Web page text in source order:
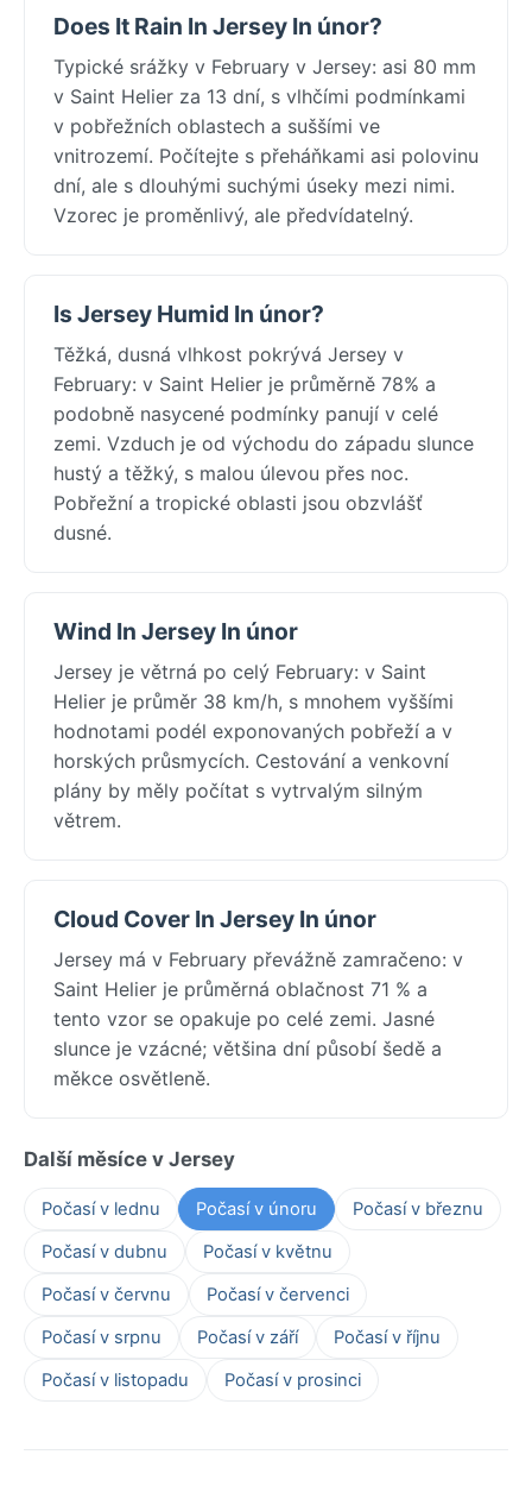
Does It Rain In Jersey In únor?
Typické srážky v February v Jersey: asi 80 mm
v Saint Helier za 13 dní, s vlhčími podmínkami
v pobřežních oblastech a suššími ve
vnitrozemí. Počítejte s přeháňkami asi polovinu
dní, ale s dlouhými suchými úseky mezi nimi.
Vzorec je proměnlivý, ale předvídatelný.
Is Jersey Humid In únor?
Těžká, dusná vlhkost pokrývá Jersey v
February: v Saint Helier je průměrně 78% a
podobně nasycené podmínky panují v celé
zemi. Vzduch je od východu do západu slunce
hustý a těžký, s malou úlevou přes noc.
Pobřežní a tropické oblasti jsou obzvlášť
dusné.
Wind In Jersey In únor
Jersey je větrná po celý February: v Saint
Helier je průměr 38 km/h, s mnohem vyššími
hodnotami podél exponovaných pobřeží a v
horských průsmycích. Cestování a venkovní
plány by měly počítat s vytrvalým silným
větrem.
Cloud Cover In Jersey In únor
Jersey má v February převážně zamračeno: v
Saint Helier je průměrná oblačnost 71 % a
tento vzor se opakuje po celé zemi. Jasné
slunce je vzácné; většina dní působí šedě a
měkce osvětleně.
Další měsíce v Jersey
Počasí v lednu Počasí v únoru
Počasí v březnu
Počasí v dubnu
Počasí v květnu
Počasí v červnu
Počasí v červenci
Počasí v srpnu
Počasí v září
Počasí v říjnu
Počasí v listopadu
Počasí v prosinci